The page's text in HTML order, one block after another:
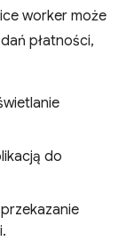
worker może
płatności,
do